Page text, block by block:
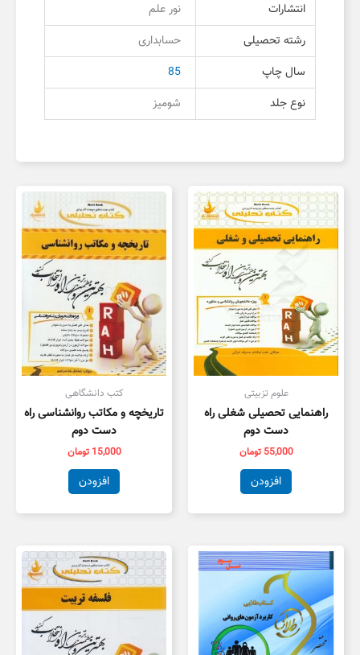
انتشارات
نور علم
رشته تحصیلی
حسابداری
سال چاپ
85
نوع جلد
شومیز
علوم تزبیتی
راهنمایی تحصیلی شغلی راه
دست دوم
55,000 تومان
افزودن
کتب دانشگاهی
تاریخچه و مکاتب روانشناسی راه
دست دوم
15,000 تومان
افزودن